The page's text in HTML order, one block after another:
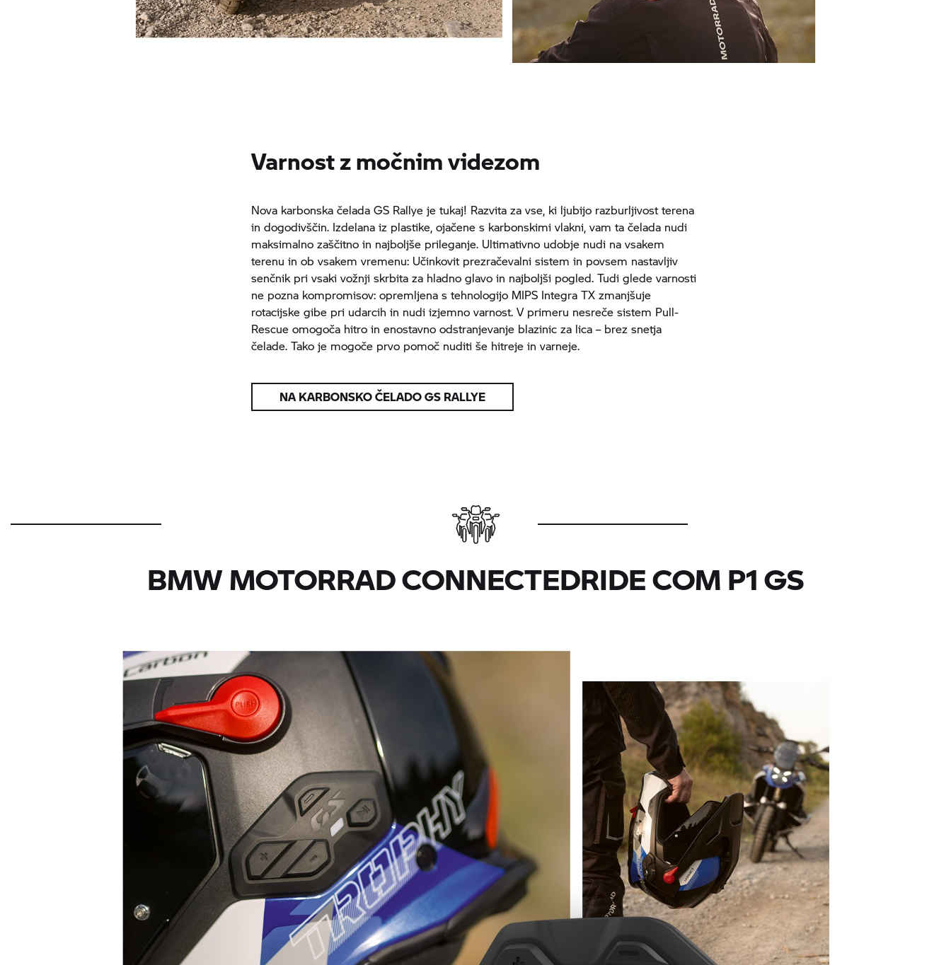
Varnost z močnim videzom
Nova karbonska čelada GS Rallye je tukaj! Razvita za vse, ki ljubijo razburljivost terena
in dogodivščin. Izdelana iz plastike, ojačene s karbonskimi vlakni, vam ta čelada nudi
maksimalno zaščitno in najboljše prileganje. Ultimativno udobje nudi na vsakem
terenu in ob vsakem vremenu: Učinkovit prezračevalni sistem in povsem nastavljiv
senčnik pri vsaki vožnji skrbita za hladno glavo in najboljši pogled. Tudi glede varnosti
ne pozna kompromisov: opremljena s tehnologijo MIPS Integra TX zmanjšuje
rotacijske gibe pri udarcih in nudi izjemno varnost. V primeru nesreče sistem Pull-
Rescue omogoča hitro in enostavno odstranjevanje blazinic za lica – brez snetja
čelade. Tako je mogoče prvo pomoč nuditi še hitreje in varneje.
NA KARBONSKO ČELADO GS RALLYE
BMW MOTORRADCONNECTEDRIDECOM P1 GS